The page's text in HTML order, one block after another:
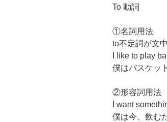
To 動詞
①名詞用法
to不定詞が文
I like to play
僕はバスケッ
②形容詞用法
I want
僕は今、飲む